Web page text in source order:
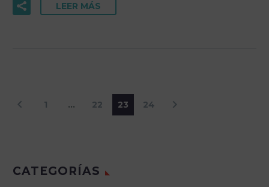
LEER MÁS
1 … 22 23 24
CATEGORÍAS